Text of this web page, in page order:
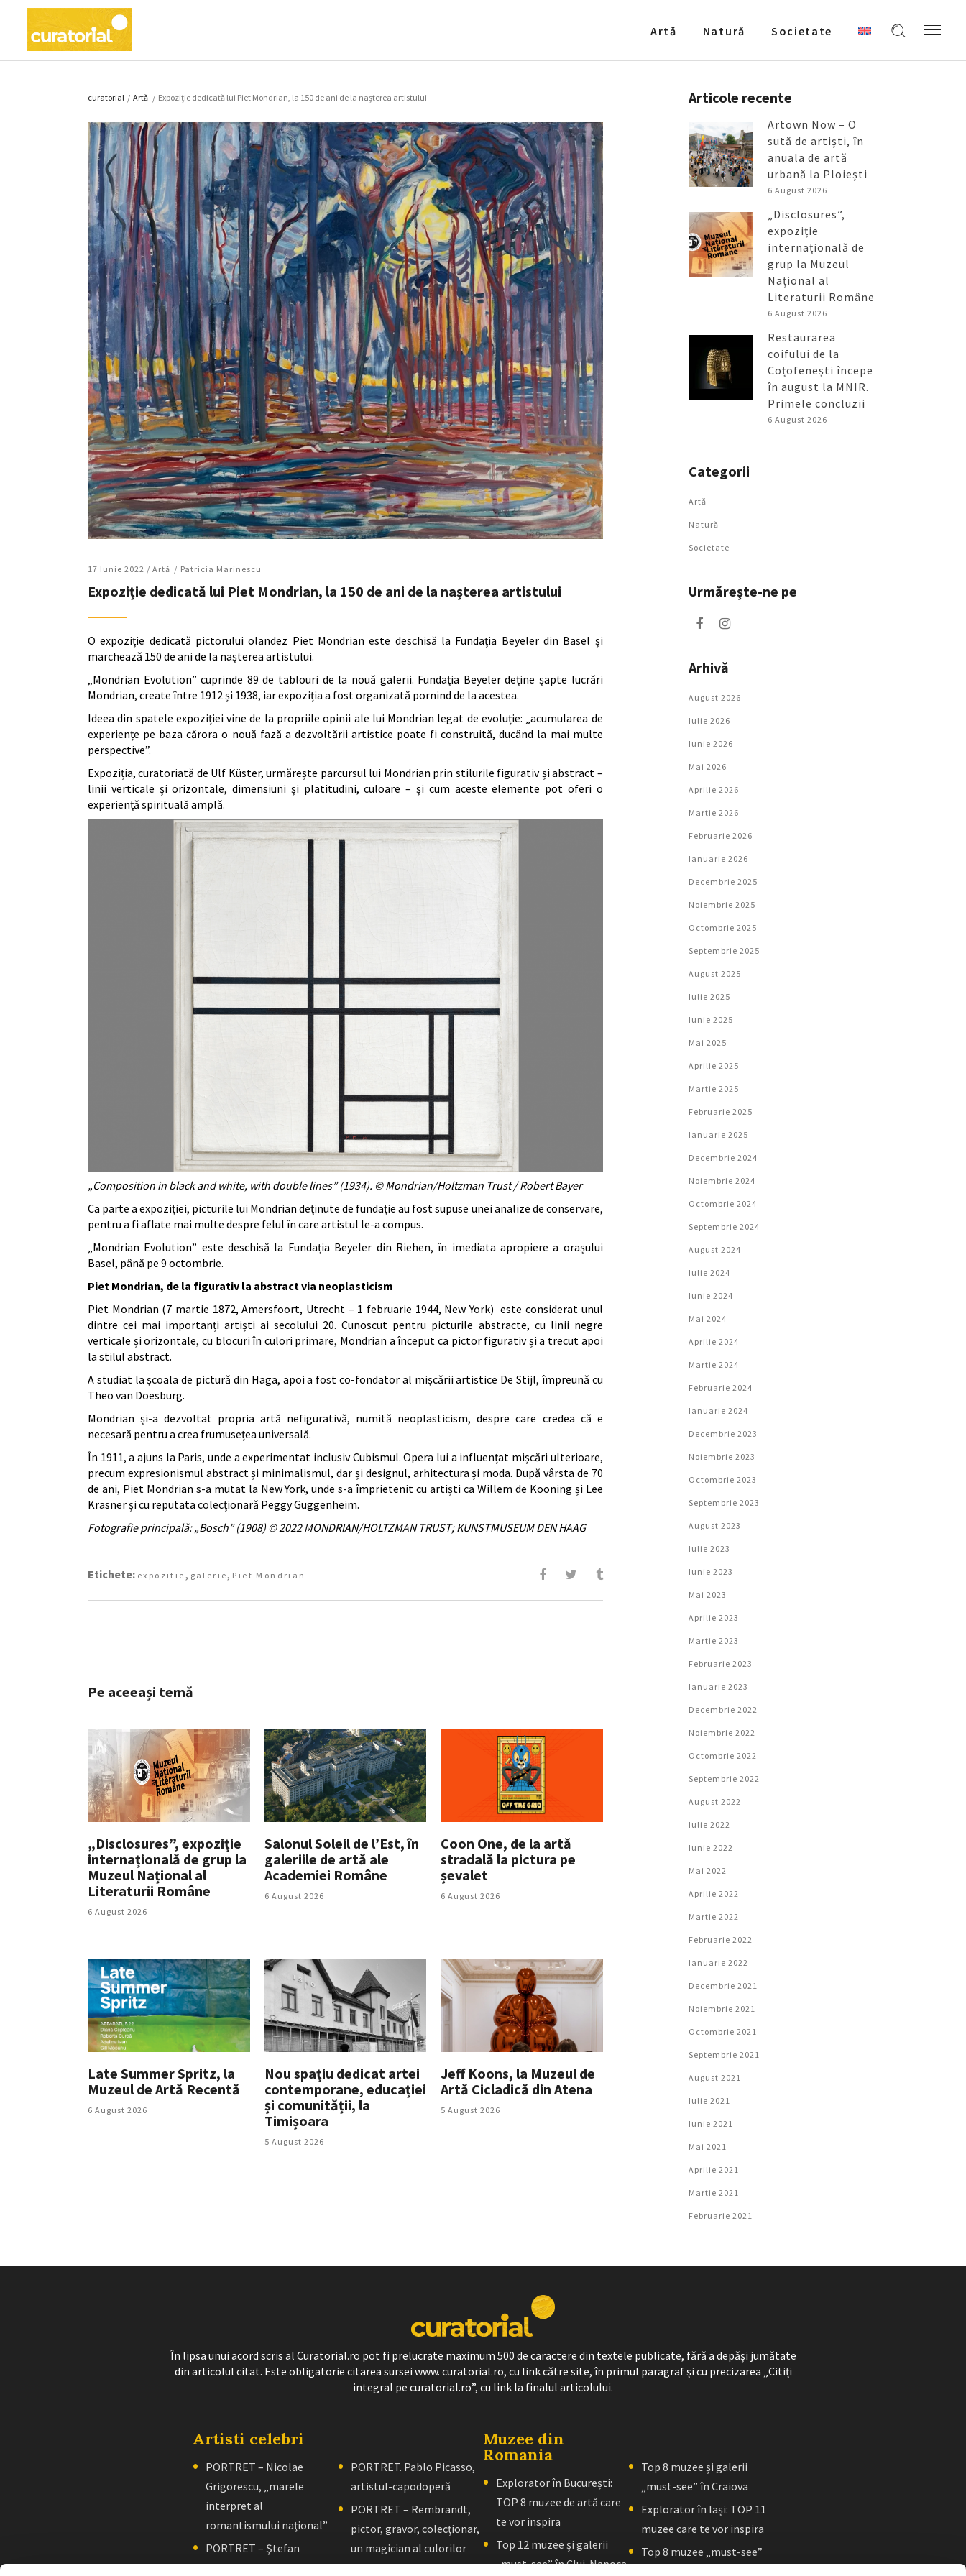
Artǎ Natură Societate
curatorial / Artǎ / Expoziție dedicată lui Piet Mondrian, la 150 de ani de la nașterea artistului
17 Iunie 2022 / Artǎ Patricia Marinescu
Expoziție dedicată lui Piet Mondrian, la 150 de ani de la nașterea artistului
O expoziție dedicată pictorului olandez Piet Mondrian este deschisă la Fundația Beyeler din Basel și
marchează 150 de ani de la nașterea artistului.
„Mondrian Evolution” cuprinde 89 de tablouri de la nouă galerii. Fundația Beyeler deține șapte lucrări
Mondrian, create între 1912 și 1938, iar expoziția a fost organizată pornind de la acestea.
Ideea din spatele expoziției vine de la propriile opinii ale lui Mondrian legat de evoluție: „acumularea de
experiențe pe baza cărora o nouă fază a dezvoltării artistice poate fi construită, ducând la mai multe
perspective”.
Expoziția, curatoriată de Ulf Küster, urmărește parcursul lui Mondrian prin stilurile figurativ și abstract –
linii verticale și orizontale, dimensiuni și platitudini, culoare – și cum aceste elemente pot oferi o
experiență spirituală amplă.
„Composition in black and white, with double lines” (1934). © Mondrian/Holtzman Trust / Robert Bayer
Ca parte a expoziției, picturile lui Mondrian deținute de fundație au fost supuse unei analize de conservare,
pentru a fi aflate mai multe despre felul în care artistul le-a compus.
„Mondrian Evolution” este deschisă la Fundația Beyeler din Riehen, în imediata apropiere a orașului
Basel, până pe 9 octombrie.
Piet Mondrian, de la figurativ la abstract via neoplasticism
Piet Mondrian (7 martie 1872, Amersfoort, Utrecht – 1 februarie 1944, New York) este considerat unul
dintre cei mai importanți artiști ai secolului 20. Cunoscut pentru picturile abstracte, cu linii negre
verticale și orizontale, cu blocuri în culori primare, Mondrian a început ca pictor figurativ și a trecut apoi
la stilul abstract.
A studiat la școala de pictură din Haga, apoi a fost co-fondator al mișcării artistice De Stijl, împreună cu
Theo van Doesburg.
Mondrian și-a dezvoltat propria artă nefigurativă, numită neoplasticism, despre care credea că e
necesară pentru a crea frumusețea universală.
În 1911, a ajuns la Paris, unde a experimentat inclusiv Cubismul. Opera lui a influențat mișcări ulterioare,
precum expresionismul abstract și minimalismul, dar și designul, arhitectura și moda. După vârsta de 70
de ani, Piet Mondrian s-a mutat la New York, unde s-a împrietenit cu artiști ca Willem de Kooning și Lee
Krasner și cu reputata colecționară Peggy Guggenheim.
Fotografie principală: „Bosch” (1908) © 2022 MONDRIAN/HOLTZMAN TRUST; KUNSTMUSEUM DEN HAAG
Etichete: expozitie , galerie, Piet Mondrian
Pe aceeași temă
„Disclosures”, expoziție
internațională de grup la
Muzeul Național al
Literaturii Române
6 August 2026
Salonul Soleil de l’Est, în
galeriile de artă ale
Academiei Române
6 August 2026
Coon One, de la artă
stradală la pictura pe
șevalet
6 August 2026
Late Summer Spritz, la
Muzeul de Artă Recentă
6 August 2026
Nou spațiu dedicat artei
contemporane, educației
și comunității, la
Timișoara
5 August 2026
Jeff Koons, la Muzeul de
Artă Cicladică din Atena
5 August 2026
Articole recente
Artown Now – O
sută de artiști, în
anuala de artă
urbană la Ploiești
6 August 2026
„Disclosures”,
expoziție
internațională de
grup la Muzeul
Național al
Literaturii Române
6 August 2026
Restaurarea
coifului de la
Coțofenești începe
în august la MNIR.
Primele concluzii
6 August 2026
Categorii
Artǎ
Natură
Societate
Urmăreşte-ne pe
Arhivă
August 2026
Iulie 2026
Iunie 2026
Mai 2026
Aprilie 2026
Martie 2026
Februarie 2026
Ianuarie 2026
Decembrie 2025
Noiembrie 2025
Octombrie 2025
Septembrie 2025
August 2025
Iulie 2025
Iunie 2025
Mai 2025
Aprilie 2025
Martie 2025
Februarie 2025
Ianuarie 2025
Decembrie 2024
Noiembrie 2024
Octombrie 2024
Septembrie 2024
August 2024
Iulie 2024
Iunie 2024
Mai 2024
Aprilie 2024
Martie 2024
Februarie 2024
Ianuarie 2024
Decembrie 2023
Noiembrie 2023
Octombrie 2023
Septembrie 2023
August 2023
Iulie 2023
Iunie 2023
Mai 2023
Aprilie 2023
Martie 2023
Februarie 2023
Ianuarie 2023
Decembrie 2022
Noiembrie 2022
Octombrie 2022
Septembrie 2022
August 2022
Iulie 2022
Iunie 2022
Mai 2022
Aprilie 2022
Martie 2022
Februarie 2022
Ianuarie 2022
Decembrie 2021
Noiembrie 2021
Octombrie 2021
Septembrie 2021
August 2021
Iulie 2021
Iunie 2021
Mai 2021
Aprilie 2021
Martie 2021
Februarie 2021
În lipsa unui acord scris al Curatorial.ro pot fi prelucrate maximum 500 de caractere din textele publicate, fără a depăși jumătate
din articolul citat. Este obligatorie citarea sursei www. curatorial.ro, cu link către site, în primul paragraf și cu precizarea „Citiți
integral pe curatorial.ro”, cu link la finalul articolului.
Artisti celebri
PORTRET – Nicolae
Grigorescu, „marele
interpret al
romantismului naţional”
PORTRET – Ştefan
Luchian, „un zugrav”
PORTRET. Pablo Picasso,
artistul-capodoperă
PORTRET – Rembrandt,
pictor, gravor, colecţionar,
un magician al culorilor
Muzee din
Romania
Explorator în București:
TOP 8 muzee de artă care
te vor inspira
Top 12 muzee și galerii
„must-see” în Cluj-Napoca
Top 8 muzee și galerii
„must-see” în Craiova
Explorator în Iași: TOP 11
muzee care te vor inspira
Top 8 muzee „must-see”